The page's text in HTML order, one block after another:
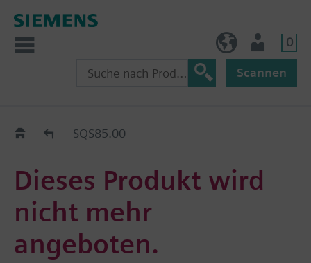
0
Scannen
Austauschhilfe
SQS85.00
Dieses Produkt wird
nicht mehr
angeboten.